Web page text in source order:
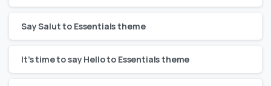
Say Salut to Essentials theme
It’s time to say Hello to Essentials theme